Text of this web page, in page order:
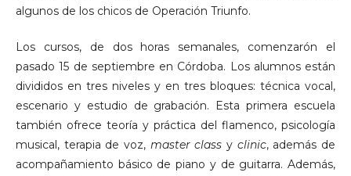
algunos de los chicos de Operación Triunfo.
Los cursos, de dos horas semanales, comenzarón el
pasado 15 de septiembre en Córdoba. Los alumnos están
divididos en tres niveles y en tres bloques: técnica vocal,
escenario y estudio de grabación. Esta primera escuela
también ofrece teoría y práctica del flamenco, psicología
musical, terapia de voz, master class y clinic, además de
acompañamiento básico de piano y de guitarra. Además,